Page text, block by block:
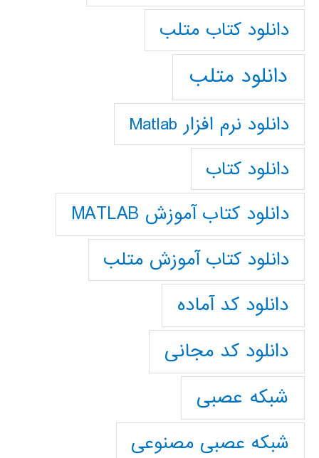
دانلود كتاب متلب
دانلود متلب
دانلود نرم افزار Matlab
دانلود کتاب
دانلود کتاب آموزش MATLAB
دانلود کتاب آموزش متلب
دانلود کد آماده
دانلود کد مجانی
شبکه عصبی
شبکه عصبی مصنوعی